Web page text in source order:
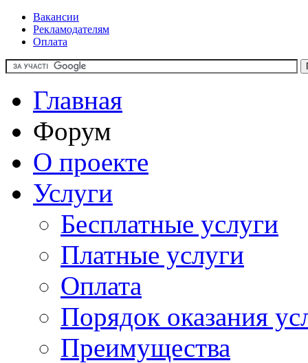
Вакансии
Рекламодателям
Оплата
Главная
Форум
О проекте
Услуги
Бесплатные услуги
Платные услуги
Оплата
Порядок оказания
Преимущества